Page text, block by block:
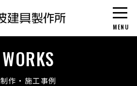
S様邸 新
WORKS
制作・施工事例